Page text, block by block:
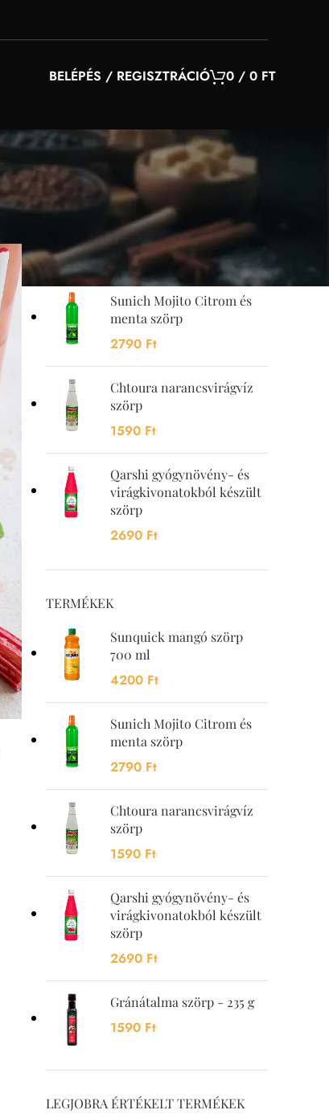
BELÉPÉS / REGISZTRÁCIÓ 0 / 0 FT
YOU MAY ALSO LIKE…
Sunquick mangó szörp
700 ml
4200Ft
Sunich Mojito Citrom és
menta szörp
2790 Ft
Chtoura narancsvirágvíz
szörp
1590 Ft
Qarshi gyógynövény- és
virágkivonatokból készült
szörp
2690 Ft
TERMÉKEK
Sunquick mangó szörp
700 ml
4200 Ft
Sunich Mojito Citrom és
menta szörp
2790 Ft
Chtoura narancsvirágvíz
szörp
1590 Ft
Qarshi gyógynövény- és
virágkivonatokból készült
szörp
2690 Ft
Gránátalma szörp - 235 g
1590 Ft
LEGJOBRA ÉRTÉKELT TERMÉKEK